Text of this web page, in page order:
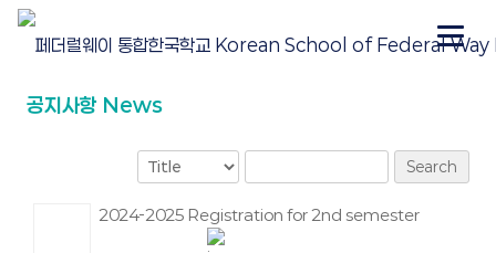
공지사항 News
Search
2024-2025 Registration for 2nd semester